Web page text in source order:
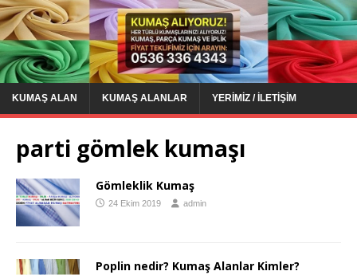
KUMAŞ ALAN KUMAŞ ALANLAR YERIMIZ / İLETIŞIM
parti gömlek kumaşı
Gömleklik Kumaş
24 Ekim 2019 admin
Poplin nedir? Kumaş Alanlar Kimler?